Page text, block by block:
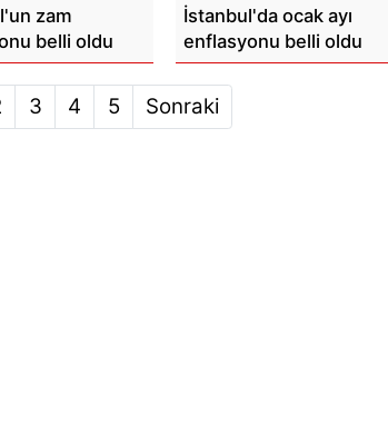
zam
belli oldu
İstanbul'da ocak ayı
enflasyonu belli oldu
3 4 5 Sonraki